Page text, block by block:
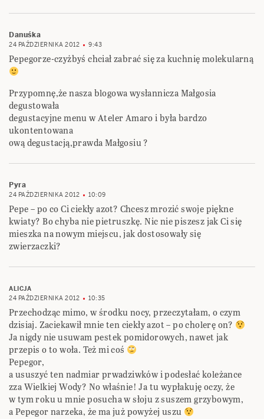
Danuśka
24 PAŹDZIERNIKA 2012 9:43
Pepegorze-czyżbyś chciał zabrać się za kuchnię molekularną
Przypomnę,że nasza blogowa wysłannicza Małgosia
degustowała
degustacyjne menu w Ateler Amaro i była bardzo
ukontentowana
ową degustacją,prawda Małgosiu ?
Pyra
24 PAŹDZIERNIKA 2012 10:09
Pepe – po co Ci ciekły azot? Chcesz mrozić swoje piękne
kwiaty? Bo chyba nie pietruszkę. Nic nie piszesz jak Ci się
mieszka na nowym miejscu, jak dostosowały się
zwierzaczki?
ALICJA
24 PAŹDZIERNIKA 2012
10:35
Przechodząc mimo, w środku nocy, przeczytałam, o czym
dzisiaj. Zaciekawił mnie ten ciekły azot – po cholerę on?
Ja nigdy nie usuwam pestek pomidorowych, nawet jak
przepis o to woła. Też mi coś
Pepegor,
a ususzyć ten nadmiar prwadziwków i podesłać koleżance
zza Wielkiej Wody? No właśnie! Ja tu wypłakuję oczy, że
w tym roku u mnie posucha w słoju z suszem grzybowym,
a Pepegor narzeka, że ma już powyżej uszu